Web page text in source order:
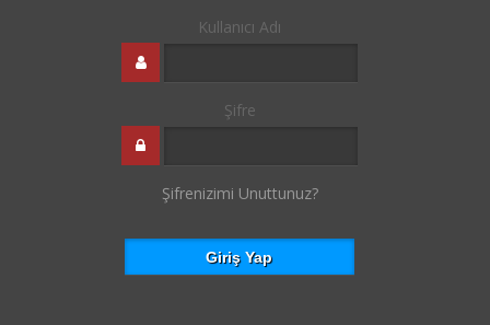
Kullanıcı Adı
Şifre
Şifrenizimi Unuttunuz?